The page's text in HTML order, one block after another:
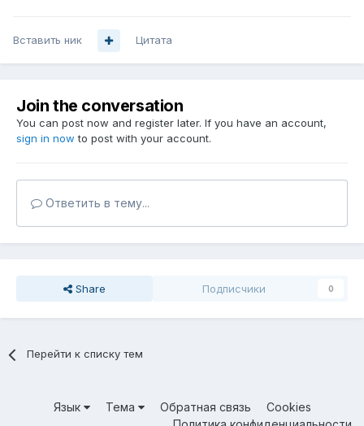
Вставить ник Цитата
Join the conversation
You can post now and register later. If you have an account,
sign in now to post with your account.
Ответить в тему...
Share Подписчики 0
Перейти к списку тем
Язык Тема Обратная связь
Cookies